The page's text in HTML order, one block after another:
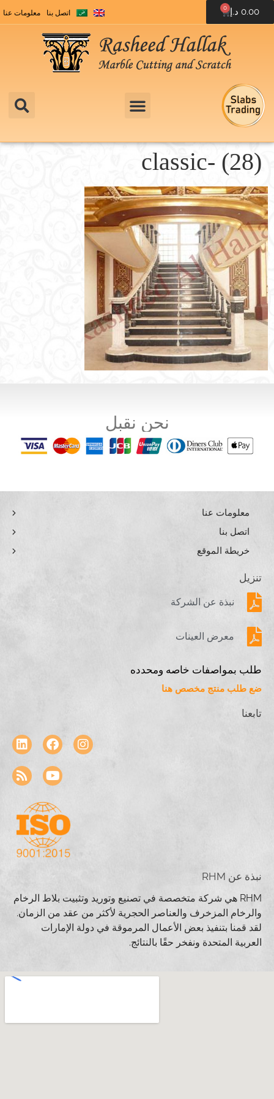
0.00 د.إ 0
اتصل بنا معلومات عنا
classic- (28)
نحن نقبل
معلومات عنا
اتصل بنا
خريطة الموقع
تنزيل
نبذة عن الشركة
معرض العينات
طلب بمواصفات خاصه ومحدده
ضع طلب منتج مخصص هنا
تابعنا
نبذة عن RHM
RHM هي شركة متخصصة في تصنيع وتوريد وتثبيت بلاط الرخام
والرخام المزخرف والعناصر الحجرية لأكثر من عقد من الزمان.
لقد قمنا بتنفيذ بعض الأعمال المرموقة في دولة الإمارات
العربية المتحدة ونفخر حقًا بالنتائج.